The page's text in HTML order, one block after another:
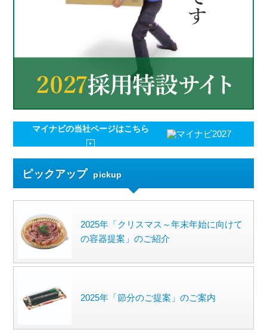
マイナビの当社ページはこちら
ピックアップ pickup
2025年「クリスマス～年末年始に向けて
の容器提案」のご紹介
2025年「節分のご提案」のご案内